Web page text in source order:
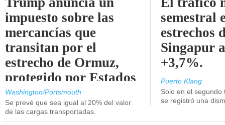
impuesto sobre las
mercancías que
transitan por el
estrecho de Ormuz,
protegido por Estados
Unidos.
Washington/Portsmouth
Se prevé que sea igual al 20% del valor
de las cargas transportadas.
semestral
estrechos
Singapur
+3,7%.
Puerto Klang
Solo en el
se registró una